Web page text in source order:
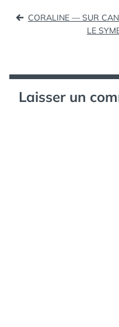
Navigation
CORALINE — SUR
LE
Laisser un